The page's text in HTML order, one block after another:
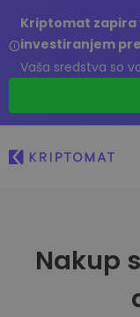
Kriptomat
investiranjem
Vaša sredstva so
Nakup